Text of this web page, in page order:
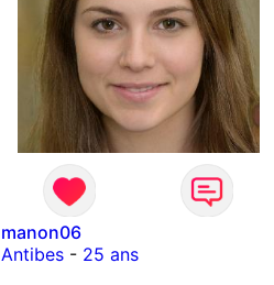
manon06
Antibes - 25 ans